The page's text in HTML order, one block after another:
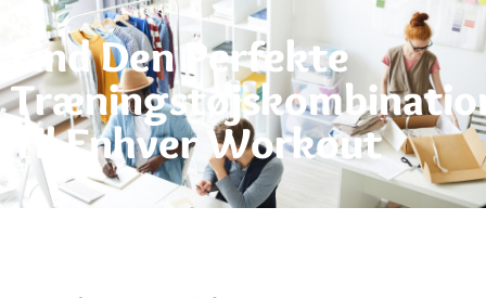
Find Den Perfekte
Til Enhver Workout